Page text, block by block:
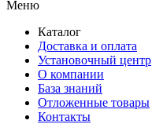
Меню
Каталог
Доставка и оплата
Установочный центр
О компании
База знаний
Отложенные товары
Контакты